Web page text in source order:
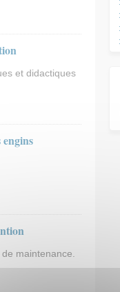
et didactiques
maintenance.